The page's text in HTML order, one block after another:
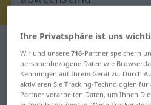
Deutsch-Polnisch
Deutsch-Polnisch
"abwechselnd"
Ihre Privatsphäre ist uns
Wir und unsere716-Partner speichern
personenbezogene Daten wie
Kennungen auf Ihrem Gerät zu. Durch
aktivieren Sie Tracking-Technologien
Partner verarbeiten Daten, um Ihnen